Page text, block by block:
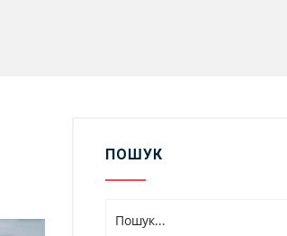
ПОШУК